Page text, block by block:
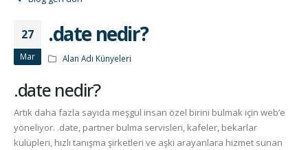
27
Mar
.date nedir?
Alan Adı Künyeleri
.date nedir?
Artık daha fazla sayıda meşgul insan özel birini bulmak için web’e
yöneliyor. .date, partner bulma servisleri, kafeler, bekarlar
kulüpleri, hızlı tanışma şirketleri ve aşkı arayanlara hizmet sunan